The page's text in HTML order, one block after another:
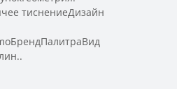
тиснениеДизайн